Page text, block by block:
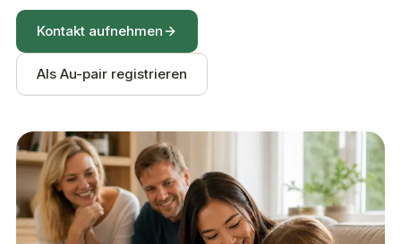
Kontakt aufnehmen
Als Au-pair registrieren